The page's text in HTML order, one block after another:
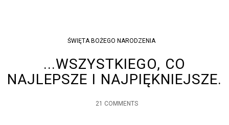
ŚWIĘTA BOŻEGO NARODZENIA
...WSZYSTKIEGO, CO
NAJLEPSZE I NAJPIĘKNIEJSZE.
21 COMMENTS